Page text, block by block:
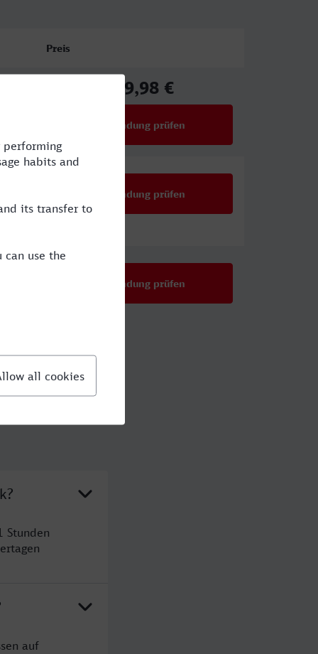
Preis
19,98 €
Verbindung prüfen
Verbindung prüfen
Verbindung prüfen
Stunden
auf